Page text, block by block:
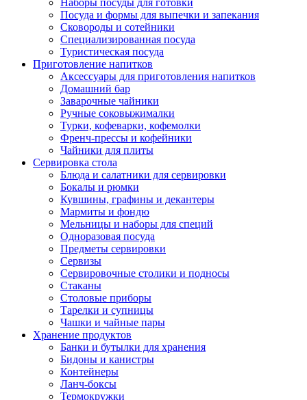
Наборы посуды для готовки
Посуда и формы для выпечки и запекания
Сковороды и сотейники
Специализированная посуда
Туристическая посуда
Приготовление напитков
Аксессуары для приготовления напитков
Домашний бар
Заварочные чайники
Ручные соковыжималки
Турки, кофеварки, кофемолки
Френч-прессы и кофейники
Чайники для плиты
Сервировка стола
Блюда и салатники для сервировки
Бокалы и рюмки
Кувшины, графины и декантеры
Мармиты и фондю
Мельницы и наборы для специй
Одноразовая посуда
Предметы сервировки
Сервизы
Сервировочные столики и подносы
Стаканы
Столовые приборы
Тарелки и супницы
Чашки и чайные пары
Хранение продуктов
Банки и бутылки для хранения
Бидоны и канистры
Контейнеры
Ланч-боксы
Термокружки